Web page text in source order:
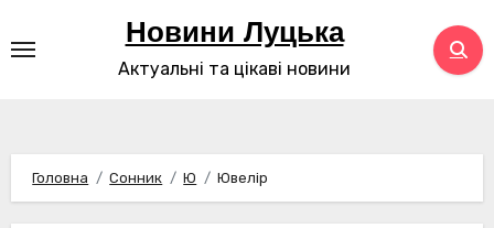
до
Новини Луцька
Актуальні та цікаві новини
Головна Сонник Ю Ювелір